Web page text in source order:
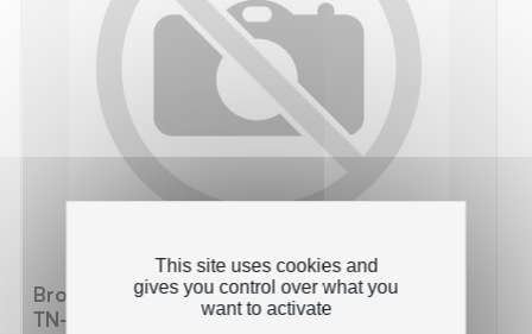
Brother TN-243 - Pack x 4 Toner compatible
TN-243 - Black Cyan Magenta Yellow
This site uses cookies and
gives you control over what you
want to activate